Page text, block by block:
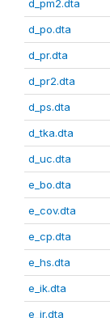
d_pm2.dta
d_po.dta
d_pr.dta
d_pr2.dta
d_ps.dta
d_tka.dta
d_uc.dta
e_bo.dta
e_cov.dta
e_cp.dta
e_hs.dta
e_ik.dta
e_ir.dta